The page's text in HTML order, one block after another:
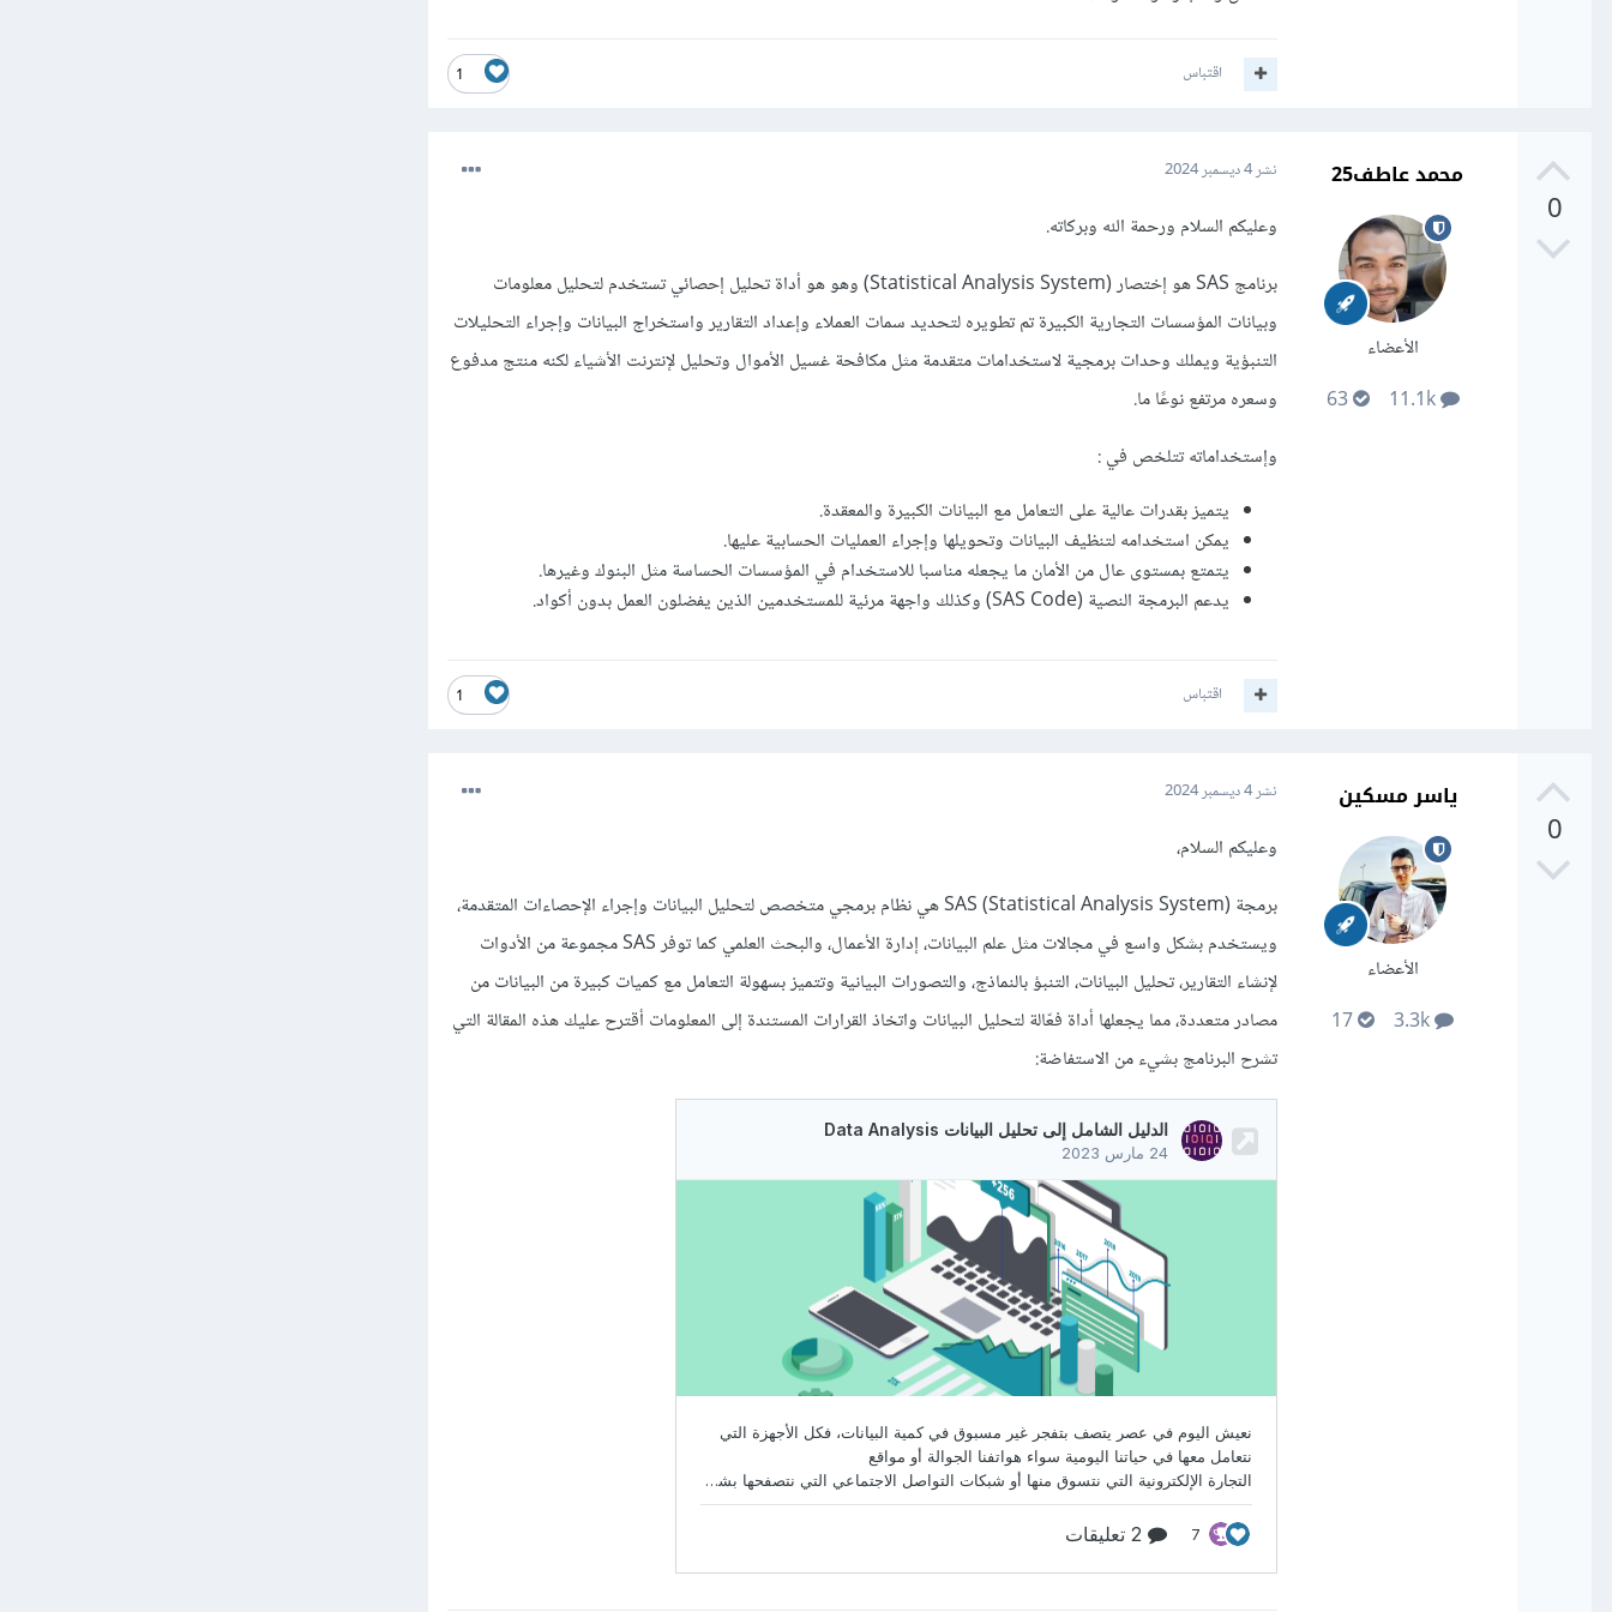
1 اقتباس
0
محمد عاطف25
الأعضاء
11.1k
63
نشر4 ديسمبر 2024
وعليكم السلام ورحمة الله وبركاته.
برنامج SAS هو إختصار (Statistical Analysis System) وهو هو أداة تحليل إحصائي تستخدم لتحليل معلومات
وبيانات المؤسسات التجارية الكبيرة تم تطويره لتحديد سمات العملاء وإعداد التقارير واستخراج البيانات وإجراء التحليلات
التنبؤية ويملك وحدات برمجية لاستخدامات متقدمة مثل مكافحة غسيل الأموال وتحليل لإنترنت الأشياء لكنه منتج مدفوع
وسعره مرتفع نوعًا ما.
وإستخداماته تتلخص في:
يتميز بقدرات عالية على التعامل مع البيانات الكبيرة والمعقدة.
يمكن استخدامه لتنظيف البيانات وتحويلها وإجراء العمليات الحسابية عليها.
يتمتع بمستوى عال من الأمان ما يجعله مناسبا للاستخدام في المؤسسات الحساسة مثل البنوك وغيرها.
يدعم البرمجة النصية (SAS Code) وكذلك واجهة مرئية للمستخدمين الذين يفضلون العمل بدون أكواد.
1 اقتباس
0
ياسر مسكين
الأعضاء
نشر4 ديسمبر 2024
وعليكم السلام،
برمجة SAS (Statistical Analysis System) هي نظام برمجي متخصص لتحليل البيانات وإجراء الإحصاءات المتقدمة،
ويستخدم بشكل واسع في مجالات مثل علم البيانات، إدارة الأعمال، والبحث العلمي كما توفر SAS مجموعة من الأدوات
لإنشاء التقارير، تحليل البيانات، التنبؤ بالنماذج، والتصورات البيانية وتتميز بسهولة التعامل مع كميات كبيرة من البيانات من
مصادر متعددة، مما يجعلها أداة فعّالة لتحليل البيانات واتخاذ القرارات المستندة إلى المعلومات أقترح عليك هذه المقالة التي
تشرح البرنامج بشيء من الاستفاضة: